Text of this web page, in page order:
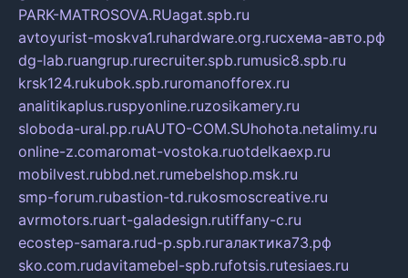
PARK-MATROSOVA.RUagat.spb.ru
avtoyurist-moskva1.ruhardware.org.ruсхема-авто.рф
dg-lab.ruangrup.rurecruiter.spb.rumusic8.spb.ru
krsk124.rukubok.spb.ruromanofforex.ru
analitikaplus.ruspyonline.ruzosikamery.ru
sloboda-ural.pp.ruAUTO-COM.SUhohota.netalimy.ru
online-z.comaromat-vostoka.ruotdelkaexp.ru
mobilvest.rubbd.net.rumebelshop.msk.ru
smp-forum.rubastion-td.rukosmoscreative.ru
avrmotors.ruart-galadesign.rutiffany-c.ru
ecostep-samara.rud-p.spb.ruгалактика73.рф
sko.com.rudavitamebel-spb.rufotsis.rutesiaes.ru